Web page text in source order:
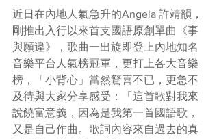
近日在內地人氣急升的Angela 許靖韻，
剛推出入行以來首支國語原創單曲《事
與願違》，歌曲一出旋即登上內地知名
音樂平台人氣榜冠軍，更打上各大音樂
榜，「小背心」當然驚喜不已，更急不
及待與大家分享感受：「這首歌對我來
說饒富意義，因為是我第一首國語歌，
又是自己作曲。歌詞內容來自過去的真